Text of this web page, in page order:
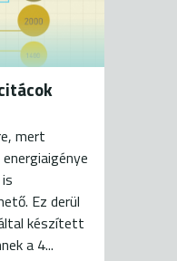
mert
Ez derül
készített
a 4...